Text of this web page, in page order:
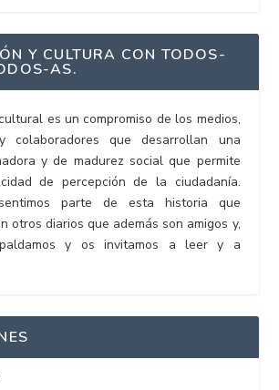
Y CULTURA CON TODOS-
AS.
es un compromiso de los medios,
colaboradores que desarrollan una
y de madurez social que permite
de percepción de la ciudadanía.
parte de esta historia que
otros diarios que además son amigos y,
y os invitamos a leer y a